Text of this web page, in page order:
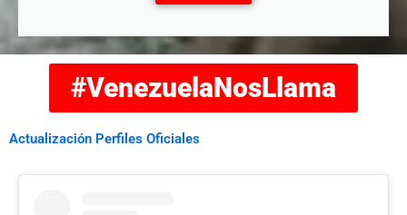
#VenezuelaNosLlama
Actualización Perfiles Oficiales